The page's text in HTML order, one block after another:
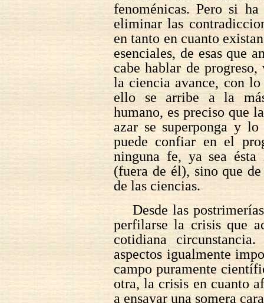
fenoménicas. Pero si
eliminar las
en tanto en cuanto
esenciales, de esas que
cabe hablar de
la ciencia avance, con
ello se arribe a la
humano, es preciso que
azar se superponga y
puede confiar en el
ninguna fe, ya sea ésta
(fuera de él), sino que
de las ciencias.
Desde las
perfilarse la crisis que
cotidiana
aspectos igualmente
campo puramente
otra, la crisis en cuanto
a ensayar una somera